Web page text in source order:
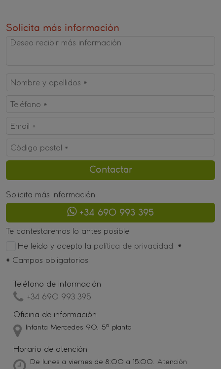
Solicita más información
Solicita más información
+34 690 993 395
Te contestaremos lo antes posible.
He leído y acepto la política de privacidad. *
* Campos obligatorios
Teléfono de información
+34 690 993 395
Oficina de información
Infanta Mercedes 90, 5º planta
Horario de atención
De lunes a viernes de 8:00 a 15:00. Atención